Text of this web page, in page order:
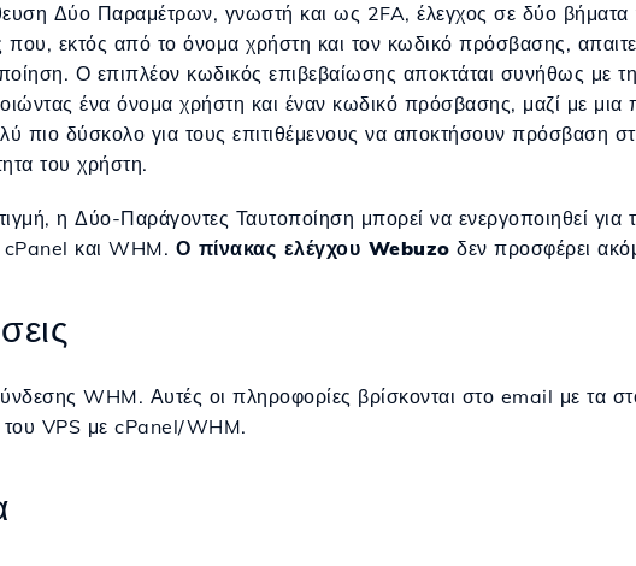
Δύο Παραμέτρων, γνωστή και ως 2FA, έλεγχος σε δύο βήματα
που, εκτός από το όνομα χρήστη και τον κωδικό πρόσβασης,
Ο επιπλέον κωδικός επιβεβαίωσης αποκτάται συνήθως με
ένα όνομα χρήστη και έναν κωδικό πρόσβασης, μαζί με
πιο δύσκολο για τους επιτιθέμενους να αποκτήσουν
του χρήστη.
η Δύο-Παράγοντες Ταυτοποίηση μπορεί να ενεργοποιηθεί για
και WHM. Ο πίνακας ελέγχου Webuzo δεν προσφέρει
WHM. Αυτές οι πληροφορίες βρίσκονται στο email με τα
VPS με cPanel/WHM.